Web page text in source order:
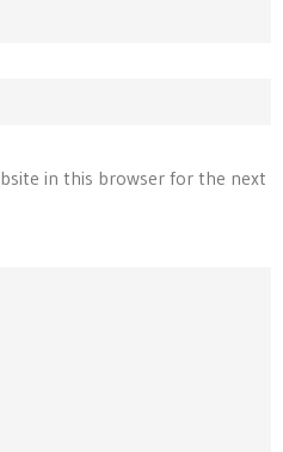
in this browser for the next